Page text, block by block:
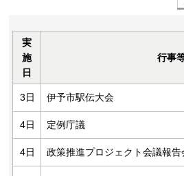
実
施
日
行事
3日 伊予市駅伝大会
4日 定例庁議
4日 政策推進プロジェクト会議報告